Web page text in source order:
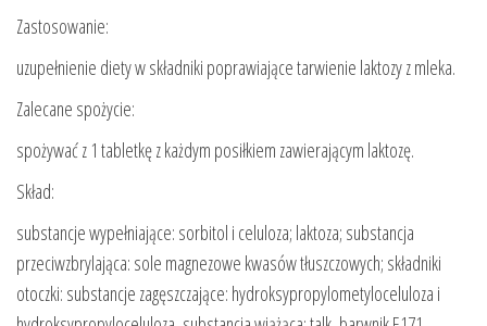
Zastosowanie:
uzupełnienie diety w składniki poprawiające tarwienie laktozy z mleka.
Zalecane spożycie:
spożywać z 1 tabletkę z każdym posiłkiem zawierającym laktozę.
Skład:
substancje wypełniające: sorbitol i celuloza; laktoza; substancja
przeciwzbrylająca: sole magnezowe kwasów tłuszczowych; składniki
otoczki: substancje zagęszczające: hydroksypropylometyloceluloza i